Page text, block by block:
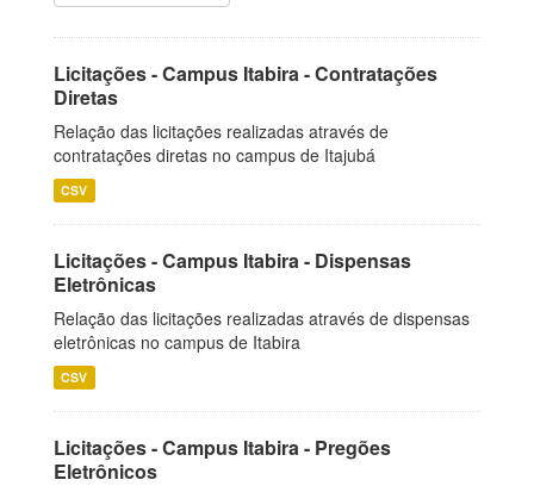
Licitações - Campus Itabira - Contratações
Diretas
Relação das licitações realizadas através de
contratações diretas no campus de Itajubá
CSV
Licitações - Campus Itabira - Dispensas
Eletrônicas
Relação das licitações realizadas através de dispensas
eletrônicas no campus de Itabira
CSV
Licitações - Campus Itabira - Pregões
Eletrônicos